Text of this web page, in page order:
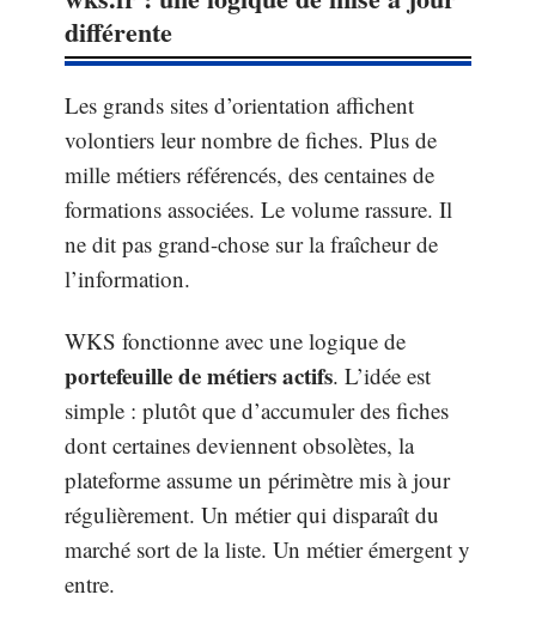
différente
Les grands sites d’orientation affichent
volontiers leur nombre de fiches. Plus de
mille métiers référencés, des centaines de
formations associées. Le volume rassure. Il
ne dit pas grand-chose sur la fraîcheur de
l’information.
WKS fonctionne avec une logique de
portefeuille de métiers actifs. L’idée est
simple : plutôt que d’accumuler des fiches
dont certaines deviennent obsolètes, la
plateforme assume un périmètre mis à jour
régulièrement. Un métier qui disparaît du
marché sort de la liste. Un métier émergent y
entre.